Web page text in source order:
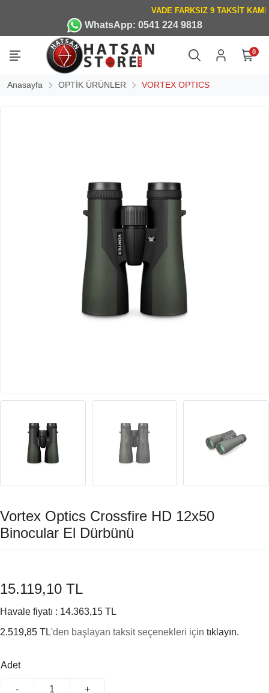
WhatsApp: 0541 224 9818
0
Anasayfa OPTİK ÜRÜNLER VORTEX OPTICS
Vortex Optics Crossfire HD 12x50
Binocular El Dürbünü
15.119,10 TL
Havale fiyatı : 14.363,15 TL
2.519,85 TL'den başlayan taksit seçenekleri için tıklayın.
Adet
- +